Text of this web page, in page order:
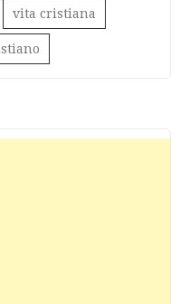
vita cristiana